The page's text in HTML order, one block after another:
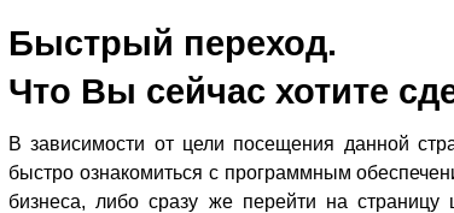
Быстрый переход.
Что Вы сейчас хотите
В зависимости от цели посещения данной
быстро ознакомиться с программным
бизнеса, либо сразу же перейти на